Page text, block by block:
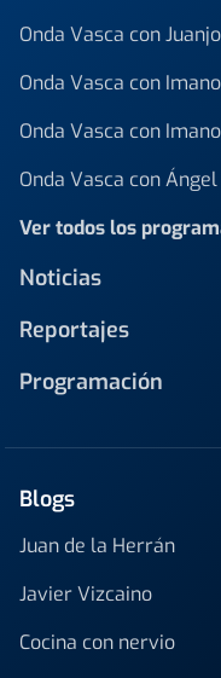
Onda Vasca con
Onda Vasca con
Onda Vasca con
Onda Vasca con
Ver todos los
Noticias
Reportajes
Programación
Blogs
Juan de la Herrán
Javier Vizcaino
Cocina con nervio